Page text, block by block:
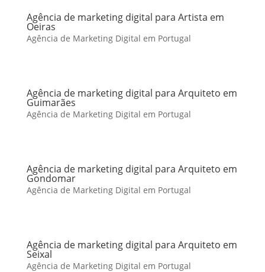
Agência de marketing digital para Artista em
Oeiras
Agência de Marketing Digital em Portugal
Agência de marketing digital para Arquiteto em
Guimarães
Agência de Marketing Digital em Portugal
Agência de marketing digital para Arquiteto em
Gondomar
Agência de Marketing Digital em Portugal
Agência de marketing digital para Arquiteto em
Seixal
Agência de Marketing Digital em Portugal